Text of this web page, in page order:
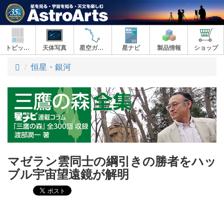
トピックス 天体写真 星空ガイド 星ナビ 製品情報 ショップ
ト
プ
恒星・銀河
マゼラン雲同士の綱引きの勝者をハッ
ブル宇宙望遠鏡が解明